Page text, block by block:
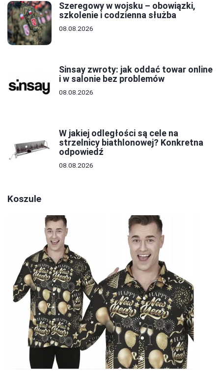
Szeregowy w wojsku – obowiązki,
szkolenie i codzienna służba
08.08.2026
Sinsay zwroty: jak oddać towar online
i w salonie bez problemów
08.08.2026
W jakiej odległości są cele na
strzelnicy biathlonowej? Konkretna
odpowiedź
08.08.2026
Koszule